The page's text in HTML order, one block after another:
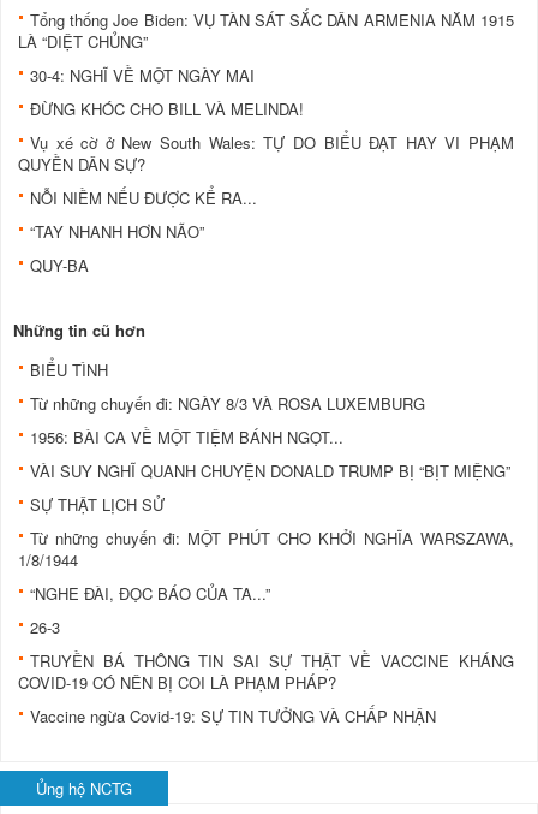
Tổng thống Joe Biden: VỤ TÀN SÁT SẮC DÂN ARMENIA NĂM 1915
LÀ “DIỆT CHỦNG”
30-4: NGHĨ VỀ MỘT NGÀY MAI
ĐỪNG KHÓC CHO BILL VÀ MELINDA!
Vụ xé cờ ở New South Wales: TỰ DO BIỂU ĐẠT HAY VI PHẠM
QUYỀN DÂN SỰ?
NỖI NIỀM NẾU ĐƯỢC KỂ RA...
“TAY NHANH HƠN NÃO”
QUY-BA
Những tin cũ hơn
BIỂU TÌNH
Từ những chuyến đi: NGÀY 8/3 VÀ ROSA LUXEMBURG
1956: BÀI CA VỀ MỘT TIỆM BÁNH NGỌT...
VÀI SUY NGHĨ QUANH CHUYỆN DONALD TRUMP BỊ “BỊT MIỆNG”
SỰ THẬT LỊCH SỬ
Từ những chuyến đi: MỘT PHÚT CHO KHỞI NGHĨA WARSZAWA,
1/8/1944
“NGHE ĐÀI, ĐỌC BÁO CỦA TA...”
26-3
TRUYỀN BÁ THÔNG TIN SAI SỰ THẬT VỀ VACCINE KHÁNG
COVID-19 CÓ NÊN BỊ COI LÀ PHẠM PHÁP?
Vaccine ngừa Covid-19: SỰ TIN TƯỞNG VÀ CHẤP NHẬN
Ủng hộ NCTG